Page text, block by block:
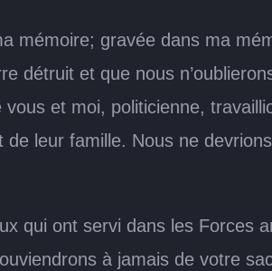
mémoire; gravée dans ma
détruit et que nous
et moi, politicienne,
leur famille. Nous ne
qui ont servi dans les Forces
à jamais de votre